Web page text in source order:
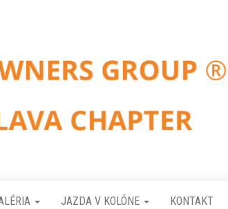
JAZDA V KOLÓNE KONTAKT